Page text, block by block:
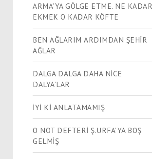
ARMA’YA GÖLGE ETME. NE KADAR
EKMEK O KADAR KÖFTE
BEN AĞLARIM ARDIMDAN ŞEHİR
AĞLAR
DALGA DALGA DAHA NİCE
DALYA’LAR
İYİ Kİ ANLATAMAMIŞ
O NOT DEFTERİ Ş.URFA’YA BOŞ
GELMİŞ